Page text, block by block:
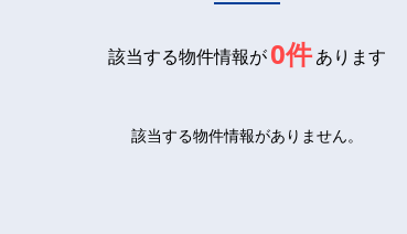
該当する物件情報が0件あります
該当する物件情報がありません。